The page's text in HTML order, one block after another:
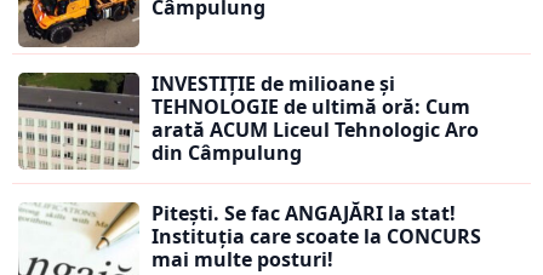
Câmpulung
INVESTIȚIE de milioane și
TEHNOLOGIE de ultimă oră: Cum
arată ACUM Liceul Tehnologic Aro
din Câmpulung
Pitești. Se fac ANGAJĂRI la stat!
Instituția care scoate la CONCURS
mai multe posturi!